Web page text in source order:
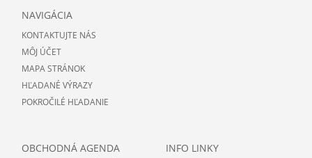
NAVIGÁCIA
KONTAKTUJTE NÁS
MÔJ ÚČET
MAPA STRÁNOK
HĽADANÉ VÝRAZY
POKROČILÉ HĽADANIE
OBCHODNÁ AGENDA INFO LINKY